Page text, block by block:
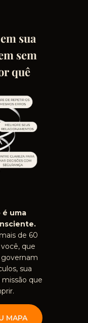
sua
sem
quê
é uma
de 60
que
sua
que
MAPA